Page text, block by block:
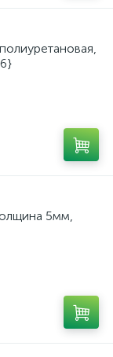
5мм,